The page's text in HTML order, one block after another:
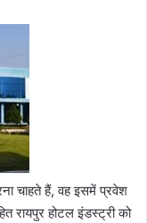
चाहते हैं, वह इसमें प्रवेश
रायपुर होटल इंडस्ट्री को